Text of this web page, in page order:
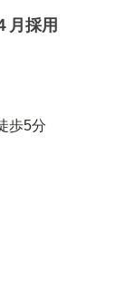
月採用
歩5分